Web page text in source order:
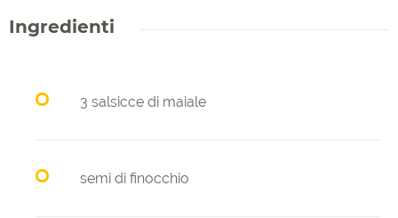
Ingredienti
3 salsicce di maiale
semi di finocchio